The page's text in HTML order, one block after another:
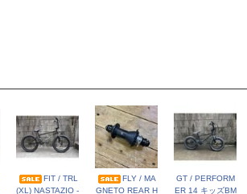
FIT / TRL
(XL) NASTAZIO -
FLY / MA
GNETO REAR H
GT / PERFORM
ER 14 キッズBM